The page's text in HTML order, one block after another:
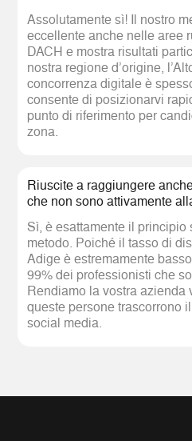
Assolutamente sì! Il nostro
eccellente anche nelle aree
DACH e mostra risultati
nostra regione d’origine,
concorrenza digitale è
consente di posizionarvi
punto di riferimento per
zona.
Riuscite a raggiungere
che non sono attivamente
Sì, è esattamente il principio
metodo. Poiché il tasso di
Adige è estremamente
99% dei professionisti che
Rendiamo la vostra azienda
queste persone trascorrono
social media.